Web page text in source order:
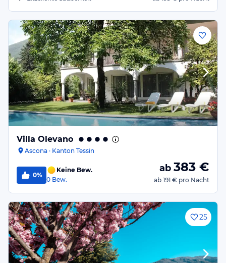
Villa Olevano
Ascona · Kanton Tessin
0%
Keine Bew.
0 Bew.
ab 383 €
ab 191 € pro Nacht
25